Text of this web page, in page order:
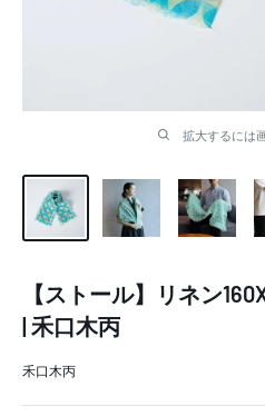
拡大するには
【ストール】リネン
| 禾口木丙
禾口木丙